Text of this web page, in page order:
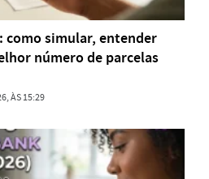
como simular, entender
número de parcelas
ÀS 15:29